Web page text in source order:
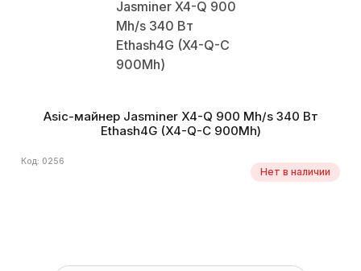
Asic-майнер Jasminer X4-Q 900 Mh/s 340 Вт
Ethash4G (X4-Q-C 900Mh)
Код: 0256
Нет в наличии